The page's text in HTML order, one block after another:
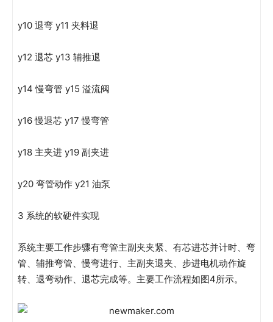
y10 退弯 y11 夹料退
y12 退芯 y13 辅推退
y14 慢弯管 y15 溢流阀
y16 慢退芯 y17 慢弯管
y18 主夹进 y19 副夹进
y20 弯管动作 y21 油泵
3 系统的软硬件实现
系统主要工作步骤有弯管主副夹夹紧、有芯进芯并计时、弯
管、辅推弯管、慢弯进行、主副夹退夹、步进电机动作旋
转、退弯动作、退芯完成等。主要工作流程如图4所示。